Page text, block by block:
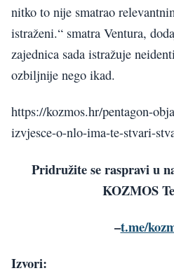
nitko to nije smatrao
istraženi.“ smatra Ventura,
zajednica sada istražuje
ozbiljnije nego ikad.
https://kozmos.hr/pentagon-
izvjesce-o-nlo-ima-te-stvari-
Pridružite se raspravi u
KOZMOS
–t.me/
Izvori: